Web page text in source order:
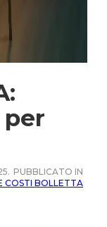
PUBBLICATO IN
COSTI BOLLETTA